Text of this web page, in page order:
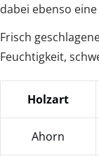
dabei ebenso
Frisch
Feuchtigkeit,
Holzart
Ahorn